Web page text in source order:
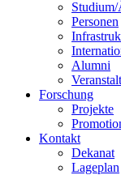
Personen
Alumni
Forschung
Projekte
Kontakt
Dekanat
Lageplan